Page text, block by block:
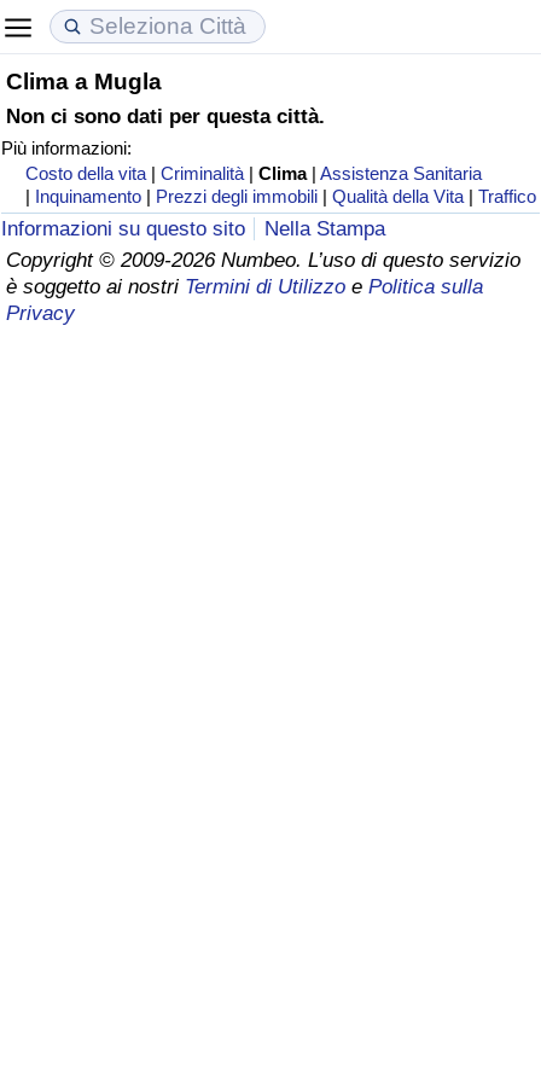
Clima a Mugla
Non ci sono dati per questa città.
Più informazioni:
Costo della vita |Criminalità |Clima |Assistenza Sanitaria
| Inquinamento | Prezzi degli immobili |Qualità della Vita |Traffico
Informazioni su questo sito
Nella Stampa
Copyright © 2009-2026 Numbeo. L’uso di questo servizio
è soggetto ai nostri Termini di Utilizzo e Politica sulla
Privacy
Costo della vita
Indice Del Costo Della Vita (corrente)
Indice Del Costo Della Vita
Indice del Costo della Vita per Nazione
Prezzi degli immobili
Indice del Prezzo delle Case (Corrente)
Indice del Prezzo delle Case
Indice del Prezzo delle Case per Nazione
Qualità della Vita
Indice della Qualità della Vita
Indice della Qualità della Vita (Corrente)
Indice della qualità della vita per Paese